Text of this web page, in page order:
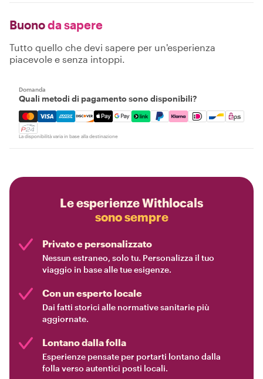
Buonoda sapere
Tutto quello che devi sapere per un'esperienza
piacevole e senza intoppi.
Domanda
Quali metodi di pagamento sono disponibili?
Mastercard, Visa, Amex, Discover, Apple Pay, Google
La disponibilità varia in base alla destinazione
Le esperienze Withlocals
sono sempre
Privato e personalizzato
Nessun estraneo, solo tu. Personalizza il tuo
viaggio in base alle tue esigenze.
Con un esperto locale
Dai fatti storici alle normative sanitarie più
aggiornate.
Lontano dalla folla
Esperienze pensate per portarti lontano dalla
folla verso autentici posti locali.